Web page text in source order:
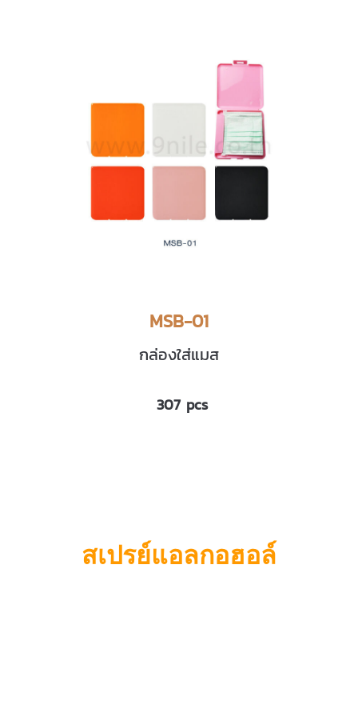
MSB-01
กล่องใส่แมส
307 pcs
สเปรย์แอลกอฮอล์